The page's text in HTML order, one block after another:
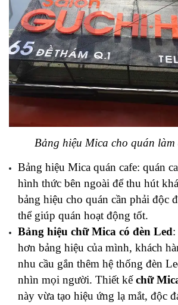
Bảng hiệu Mica cho quán làm
Bảng hiệu Mica quán cafe: quán
hình thức bên ngoài để thu hút
bảng hiệu cho quán cần phải độc
thể giúp quán hoạt động tốt.
Bảng hiệu chữ Mica có đèn Led
hơn bảng hiệu của mình, khách
nhu cầu gắn thêm hệ thống đèn
nhìn mọi người. Thiết kế chữ
này vừa tạo hiệu ứng lạ mắt, độc